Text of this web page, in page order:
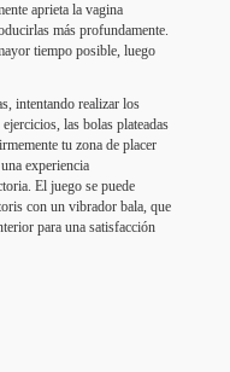
aprieta la vagina
más profundamente.
tiempo posible, luego
intentando realizar los
las bolas plateadas
tu zona de placer
experiencia
El juego se puede
con un vibrador bala, que
para una satisfacción